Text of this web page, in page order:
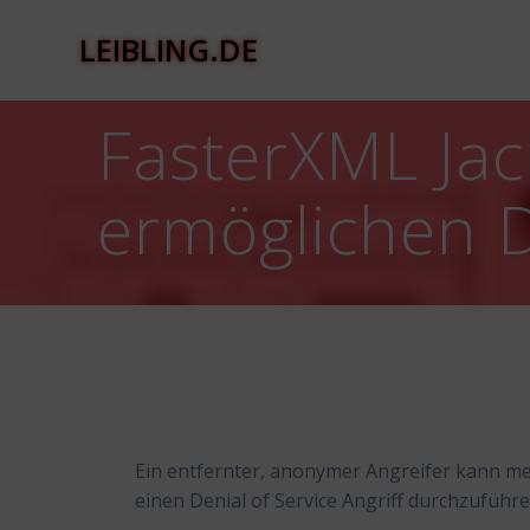
LEIBLING.DE
FasterXML
ermöglichen
Ein entfernter, anonymer Angreifer kann
einen Denial of Service Angriff